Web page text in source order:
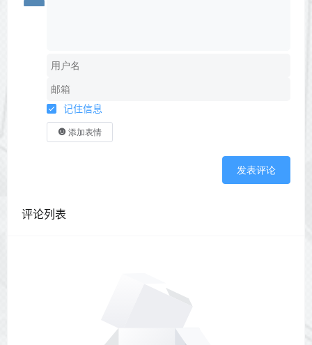
记住信息
添加表情
发表评论
评论列表